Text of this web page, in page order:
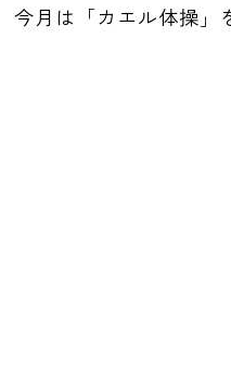
今月は「カエル体操